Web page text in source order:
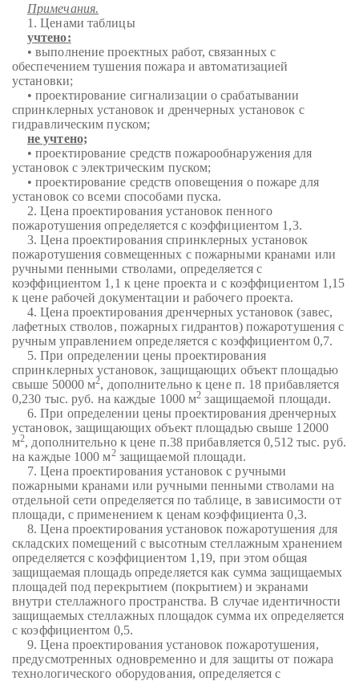
Примечания.
1. Ценами таблицы
учтено:
• выполнение проектных работ, связанных с
обеспечением тушения пожара и автоматизацией
установки;
• проектирование сигнализации о срабатывании
спринклерных установок и дренчерных установок с
гидравлическим пуском;
не учтено;
• проектирование средств пожарообнаружения для
установок с электрическим пуском;
• проектирование средств оповещения о пожаре для
установок со всеми способами пуска.
2. Цена проектирования установок пенного
пожаротушения определяется с коэффициентом 1,3.
3. Цена проектирования спринклерных установок
пожаротушения совмещенных с пожарными кранами или
ручными пенными стволами, определяется с
коэффициентом 1,1 к цене проекта и с коэффициентом 1,15
к цене рабочей документации и рабочего проекта.
4. Цена проектирования дренчерных установок (завес,
лафетных стволов, пожарных гидрантов) пожаротушения с
ручным управлением определяется с коэффициентом 0,7.
5. При определении цены проектирования
спринклерных установок, защищающих объект площадью
свыше 50000 м2, дополнительно к цене п. 18 прибавляется
0,230 тыс. руб. на каждые 1000 м2 защищаемой площади.
6. При определении цены проектирования дренчерных
установок, защищающих объект площадью свыше 12000
м2, дополнительно к цене п.38 прибавляется 0,512 тыс. руб.
на каждые 1000 м2защищаемой площади.
7. Цена проектирования установок с ручными
пожарными кранами или ручными пенными стволами на
отдельной сети определяется по таблице, в зависимости от
площади, с применением к ценам коэффициента 0,3.
8. Цена проектирования установок пожаротушения для
складских помещений с высотным стеллажным хранением
определяется с коэффициентом 1,19, при этом общая
защищаемая площадь определяется как сумма защищаемых
площадей под перекрытием (покрытием) и экранами
внутри стеллажного пространства. В случае идентичности
защищаемых стеллажных площадок сумма их определяется
с коэффициентом 0,5.
9. Цена проектирования установок пожаротушения,
предусмотренных одновременно и для защиты от пожара
технологического оборудования, определяется с